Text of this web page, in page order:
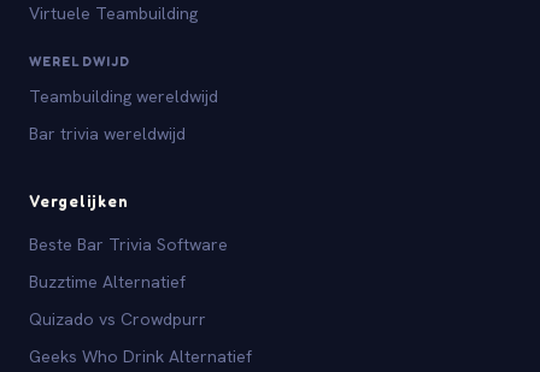
Virtuele Teambuilding
WERELDWIJD
Teambuilding wereldwijd
Bar trivia wereldwijd
Vergelijken
Beste Bar Trivia Software
Buzztime Alternatief
Quizado vs Crowdpurr
Geeks Who Drink Alternatief